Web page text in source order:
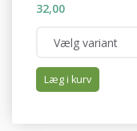
32,00
Læg i kurv